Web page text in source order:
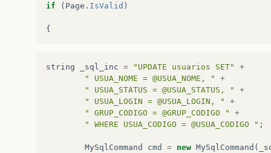
if ( Page . IsValid )
{
string _sql_inc = "UPDATE usuarios SET"
+
" USUA_NOME = @USUA_NOME, "
+
" USUA_STATUS = @USUA_STATUS, "
+
" USUA_LOGIN = @USUA_LOGIN, "
+
" GRUP_CODIGO = @GRUP_CODIGO "
+
" WHERE USUA_CODIGO = @USUA_CODIGO " ;
MySqlCommand cmd = new MySqlCommand (